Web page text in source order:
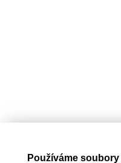
Povinně zveřejňované informace
Používáme